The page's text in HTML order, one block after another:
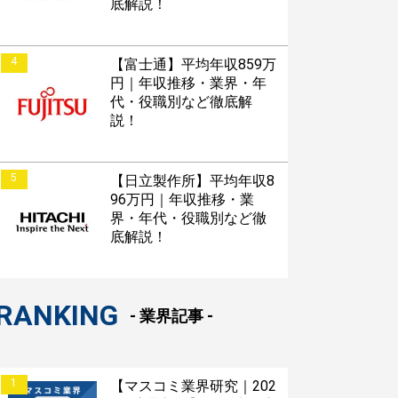
底解説！
4
【富士通】平均年収859万
円｜年収推移・業界・年
代・役職別など徹底解
説！
5
【日立製作所】平均年収8
96万円｜年収推移・業
界・年代・役職別など徹
底解説！
- 業界記事 -
1
【マスコミ業界研究｜202